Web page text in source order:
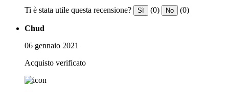
Ti è stata utile questa recensione? Sì (0) No (0)
Chud
06 gennaio 2021
Acquisto verificato